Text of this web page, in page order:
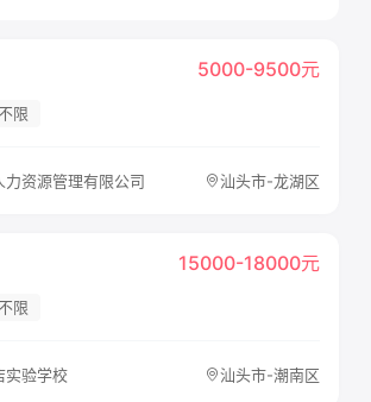
5000-9500元
限
力资源管理有限公司 汕头市-龙湖区
15000-18000元
限
实验学校 汕头市-潮南区